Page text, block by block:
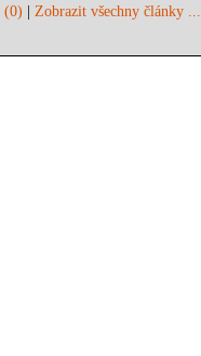
(0) Zobrazit všechny články ...